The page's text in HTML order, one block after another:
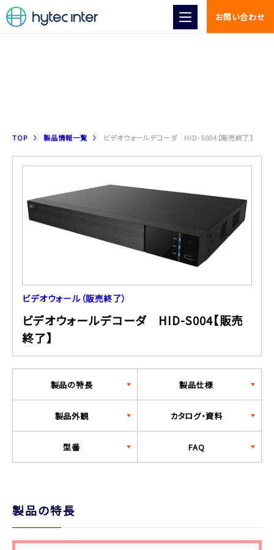
お問い合わせ
TOP 製品情報一覧 ビデオウォールデコーダ HID-S004【販売終了】
ビデオウォール（販売終了）
ビデオウォールデコーダ HID-S004【販売
終了】
製品の特長 製品仕様
製品外観 カタログ・資料
型番 FAQ
製品の特長